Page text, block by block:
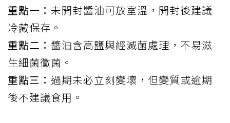
重點一： 未開封醬油可放室溫，開封後建議
冷藏保存。
重點二： 醬油含高鹽與經滅菌處理，不易滋
生細菌黴菌。
重點三： 過期未必立刻變壞，但變質或逾期
後不建議食用。